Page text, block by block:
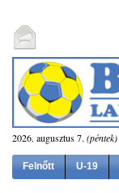
2026. augusztus 7. (péntek)
Felnőtt U-19